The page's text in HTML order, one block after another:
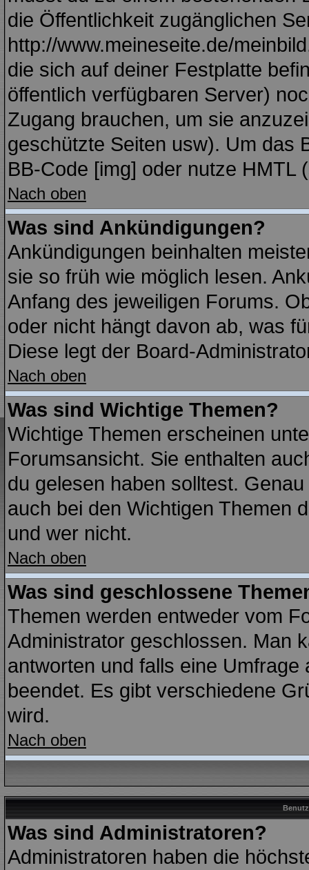
die Öffentlichkeit zugänglichen
http://www.meineseite.de/
die sich auf deiner Festplatte
öffentlich verfügbaren Server)
Zugang brauchen, um sie
geschützte Seiten usw). Um das
BB-Code [img] oder nutze HMTL
Nach oben
Was sind Ankündigungen?
Ankündigungen beinhalten
sie so früh wie möglich lesen.
Anfang des jeweiligen Forums.
oder nicht hängt davon ab, was
Diese legt der Board-
Nach oben
Was sind Wichtige Themen?
Wichtige Themen erscheinen
Forumsansicht. Sie enthalten
du gelesen haben solltest.
auch bei den Wichtigen Themen
und wer nicht.
Nach oben
Was sind geschlossene
Themen werden entweder vom
Administrator geschlossen. Man
antworten und falls eine
beendet. Es gibt verschiedene
wird.
Nach oben
Was sind Administratoren?
Administratoren haben die